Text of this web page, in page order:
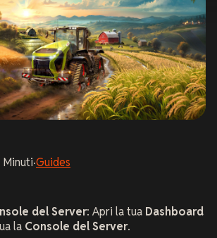
Minuti·Guides
del Server: Apri la tua Dashboard
la Console del Server.